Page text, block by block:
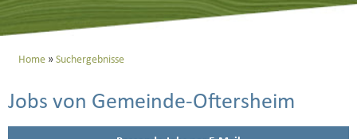
Home Suchergebnisse
Jobs von Gemeinde-Oftersheim